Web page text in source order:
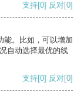
支持[0] 反对[0]
能。比如，可以增加
自动选择最优的线
支持[0] 反对[0]